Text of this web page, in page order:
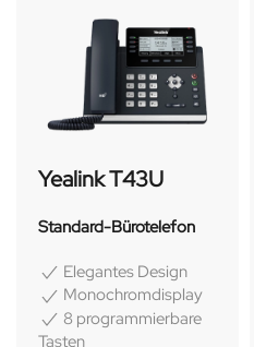
Yealink T43U
Standard-Bürotelefon
Elegantes Design
Monochromdisplay
8 programmierbare
Tasten